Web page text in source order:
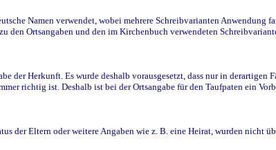
Namen verwendet, wobei mehrere Schreibvarianten Anwendung
den Ortsangaben und den im Kirchenbuch verwendeten
der Herkunft. Es wurde deshalb vorausgesetzt, dass nur in
richtig ist. Deshalb ist bei der Ortsangabe für den Taufpaten ein
der Eltern oder weitere Angaben wie z. B. eine Heirat, wurden nicht